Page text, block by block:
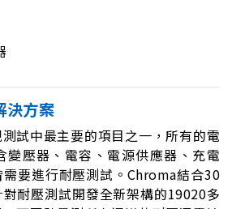
決方案
試中最主要的項目之一，所有的電
變壓器、電容、電源供應器、充電
要進行耐壓測試。Chroma結合30
耐壓測試開發全新架構的19020多